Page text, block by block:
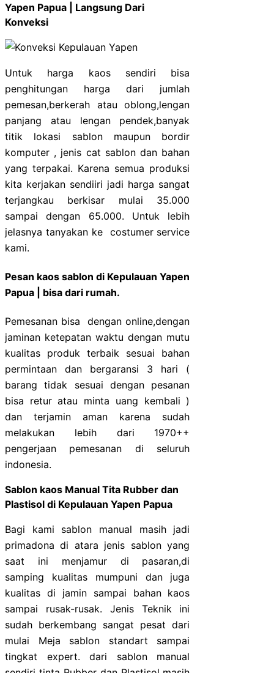
Yapen Papua | Langsung Dari
Konveksi
Untuk harga kaos sendiri bisa
penghitungan harga dari jumlah
pemesan,berkerah atau oblong,lengan
panjang atau lengan pendek,banyak
titik lokasi sablon maupun bordir
komputer , jenis cat sablon dan bahan
yang terpakai. Karena semua produksi
kita kerjakan sendiiri jadi harga sangat
terjangkau berkisar mulai 35.000
sampai dengan 65.000. Untuk lebih
jelasnya tanyakan ke costumer service
kami.
Pesan kaos sablon di Kepulauan Yapen
Papua | bisa dari rumah.
Pemesanan bisa dengan online,dengan
jaminan ketepatan waktu dengan mutu
kualitas produk terbaik sesuai bahan
permintaan dan bergaransi 3 hari (
barang tidak sesuai dengan pesanan
bisa retur atau minta uang kembali )
dan terjamin aman karena sudah
melakukan lebih dari 1970++
pengerjaan pemesanan di seluruh
indonesia.
Sablon kaos Manual Tita Rubber dan
Plastisol di Kepulauan Yapen Papua
Bagi kami sablon manual masih jadi
primadona di atara jenis sablon yang
saat ini menjamur di pasaran,di
samping kualitas mumpuni dan juga
kualitas di jamin sampai bahan kaos
sampai rusak-rusak. Jenis Teknik ini
sudah berkembang sangat pesat dari
mulai Meja sablon standart sampai
tingkat expert. dari sablon manual